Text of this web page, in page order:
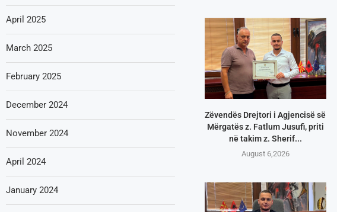
Zëvendës Drejtori i Agjencisë së
Mërgatës z. Fatlum Jusufi, priti
në takim z. Sherif...
August 6,2026
April 2025
March 2025
February 2025
December 2024
November 2024
April 2024
January 2024